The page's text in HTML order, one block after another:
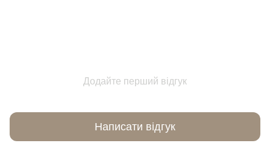
Додайте перший відгук
Написати відгук